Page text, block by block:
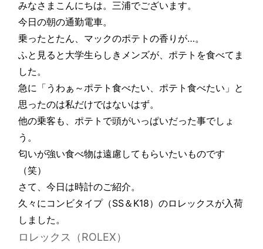
みなさまこんにちは。三浦でございます。
今日の朝の通勤電車。
乗ったとたん、マックのポテトの香りが…。
ふと見ると大学生らしきメンズが、ポテトを食べてま
した。
急に「うわぁ～ポテト食べたい、ポテト食べたい」と
思ったのは私だけではないはず。
他の乗客も、ポテトで頭がいっぱいだった事でしょ
う。
匂いが強い食べ物は遠慮してもらいたいものです
（笑）
さて、今日は時計のご紹介。
久々にコンビタイプ（SS＆K18）のロレックスが入荷
しました。
ロレックス（ROLEX）